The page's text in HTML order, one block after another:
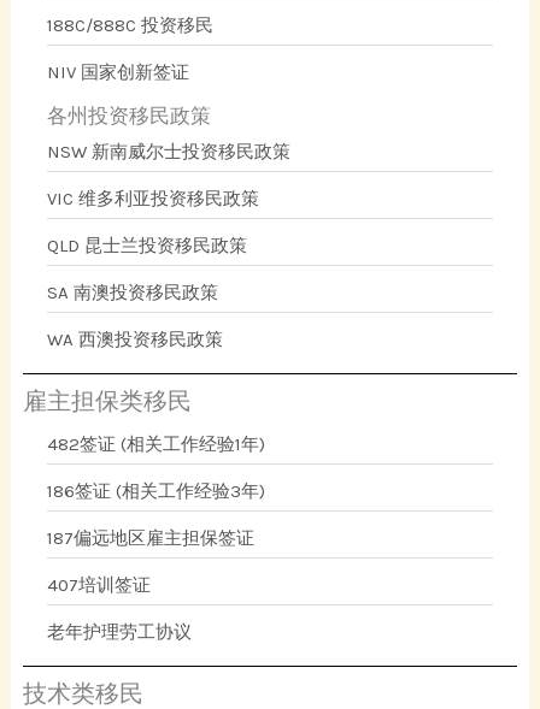
188C/888C 投资移民
NIV 国家创新签证
各州投资移民政策
NSW 新南威尔士投资移民政策
VIC 维多利亚投资移民政策
QLD 昆士兰投资移民政策
SA 南澳投资移民政策
WA 西澳投资移民政策
雇主担保类移民
482签证 (相关工作经验1年)
186签证 (相关工作经验3年)
187偏远地区雇主担保签证
407培训签证
老年护理劳工协议
技术类移民